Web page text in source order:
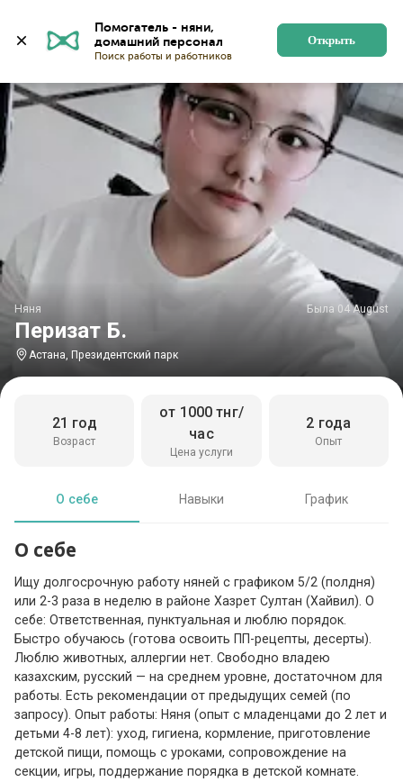
Помогатель - няни,
Поиск работы и работников
Открыть
Перизат Б.
Няня Была 04 August
Астана, Президентский парк
Возраст
21 год
Цена услуги
от 1000 тнг/
час
Опыт
2 года
О себе Навыки График
О себе
Ищу долгосрочную работу няней с графиком 5/2 (полдня)
или 2-3 раза в неделю в районе Хазрет Султан (Хайвил). О
себе: Ответственная, пунктуальная и люблю порядок.
Быстро обучаюсь (готова освоить ПП-рецепты, десерты).
Люблю животных, аллергии нет. Свободно владею
казахским, русский — на среднем уровне, достаточном для
работы. Есть рекомендации от предыдущих семей (по
запросу). Опыт работы: Няня (опыт с младенцами до 2 лет и
детьми 4-8 лет): уход, гигиена, кормление, приготовление
детской пищи, помощь с уроками, сопровождение на
секции, игры, поддержание порядка в детской комнате.